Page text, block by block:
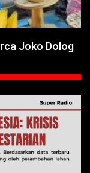
Joko Dolog